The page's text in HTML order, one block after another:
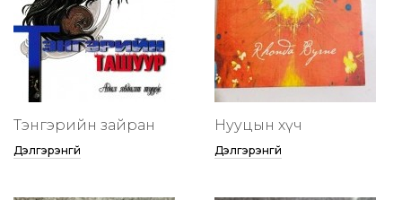
Тэнгэрийн зайран
Дэлгэрэнгүй
Нууцын хүч
Дэлгэрэнгүй